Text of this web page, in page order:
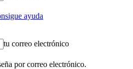
ayuda
tu correo electrónico
por correo electrónico.